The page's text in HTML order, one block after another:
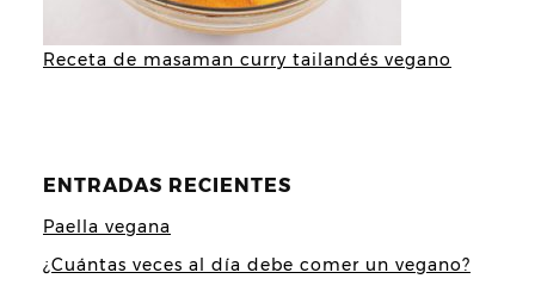
Receta de masaman curry tailandés vegano
ENTRADAS RECIENTES
Paella vegana
¿Cuántas veces al día debe comer un vegano?